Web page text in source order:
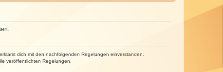
dich mit den nachfolgenden Regelungen einverstanden.
veröffentlichten Regelungen.